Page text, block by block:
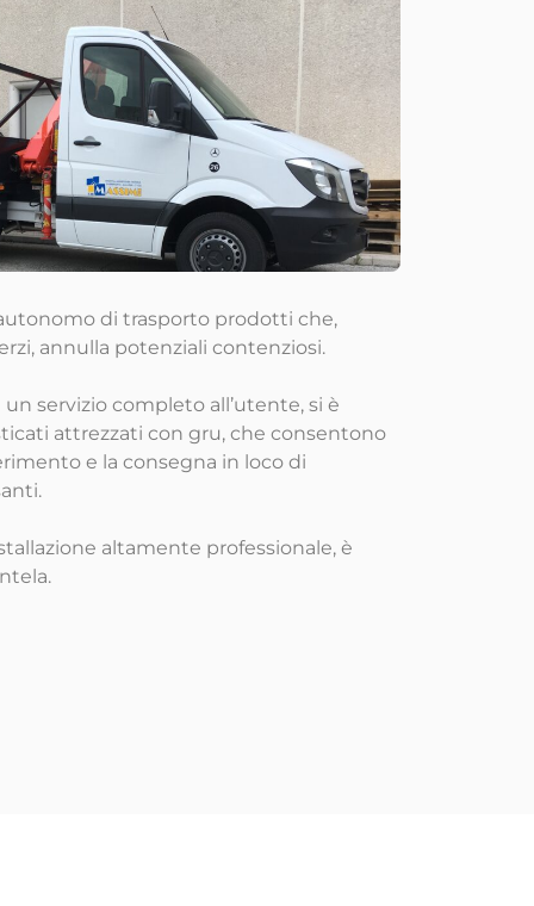
di trasporto prodotti che,
annulla potenziali contenziosi.
un servizio completo all’utente, si è
attrezzati con gru, che consentono
e la consegna in loco di
altamente professionale, è